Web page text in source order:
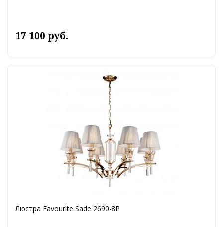
17 100 руб.
Люстра Favourite Sade 2690-8P